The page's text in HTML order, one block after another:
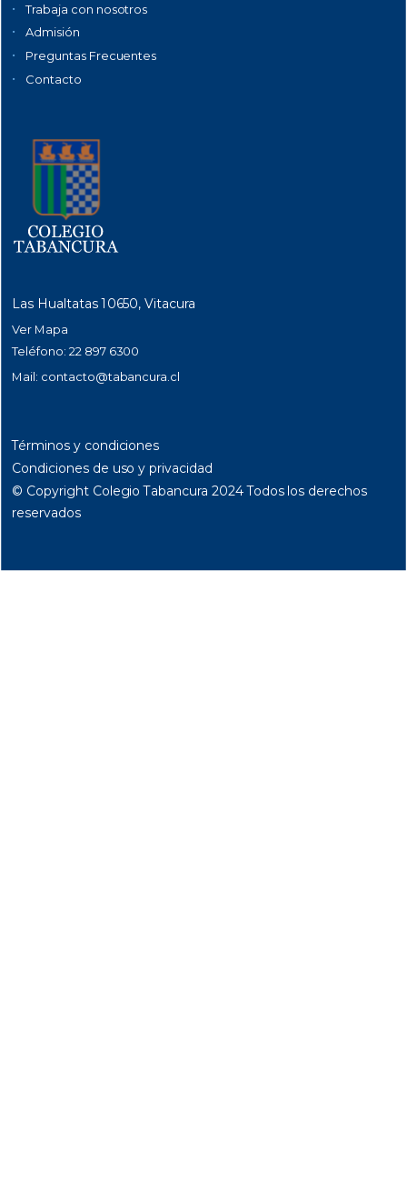
Trabaja con nosotros
Admisión
Preguntas Frecuentes
Contacto
Las Hualtatas 10650, Vitacura
Ver Mapa
Teléfono: 22 897 6300
Mail: contacto@tabancura.cl
Términos y condiciones
Condiciones de uso y privacidad
© Copyright Colegio Tabancura 2024 Todos los derechos
reservados